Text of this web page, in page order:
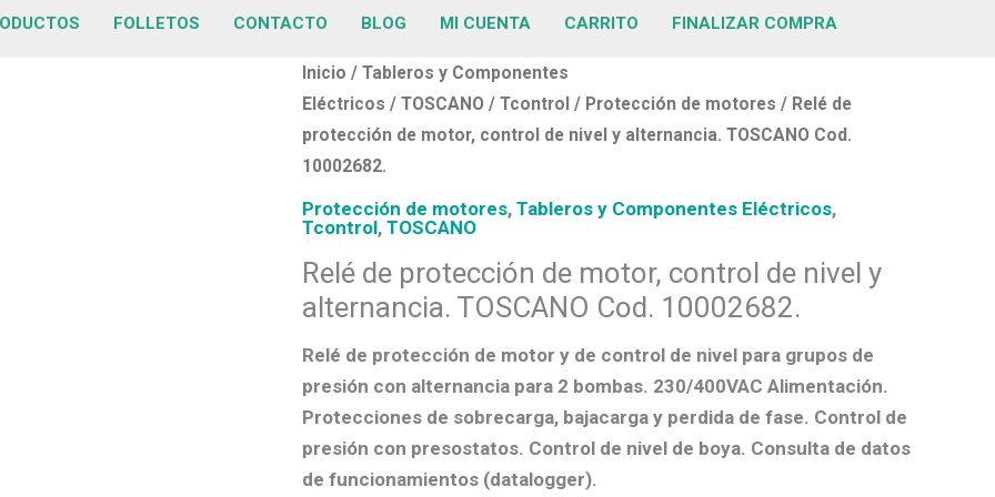
FOLLETOS CONTACTO BLOG MI CUENTA CARRITO FINALIZAR COMPRA
Inicio / Tableros y Componentes
Eléctricos / TOSCANO / Tcontrol / Protección de motores / Relé de
protección de motor, control de nivel y alternancia. TOSCANO Cod.
10002682.
Protección de motores, Tableros y Componentes Eléctricos,
Tcontrol, TOSCANO
Relé de protección de motor, control de nivel y
alternancia. TOSCANO Cod. 10002682.
Relé de protección de motor y de control de nivel para grupos de
presión con alternancia para 2 bombas. 230/400VAC Alimentación.
Protecciones de sobrecarga, bajacarga y perdida de fase. Control de
presión con presostatos. Control de nivel de boya. Consulta de datos
de funcionamientos (datalogger).